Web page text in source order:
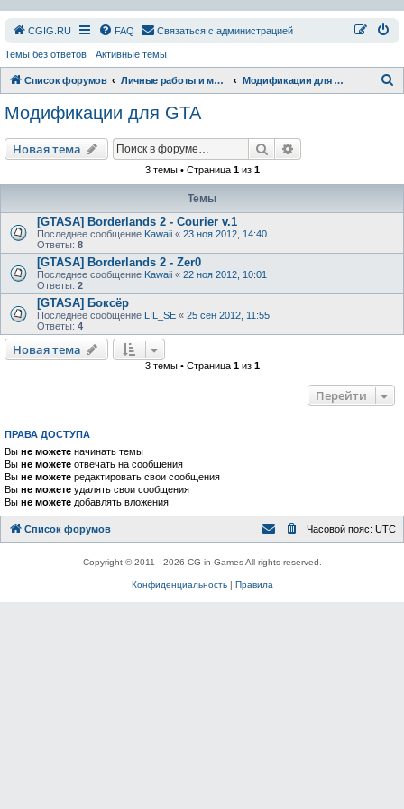
СGIG.RU FAQ Связаться с администрацией
Темы без ответов Активные темы
Список форумов Личные работы и модификации Модификации для GTA
Модификации для GTA
Новая тема Поиск
3 темы • Страница 1из 1
Темы
[GTASA] Borderlands 2 - Courier v.1
Последнее сообщение Kawaii « 23 ноя 2012, 14:40
Ответы: 8
[GTASA] Borderlands 2 - Zer0
Последнее сообщение Kawaii « 22 ноя 2012, 10:01
Ответы: 2
[GTASA] Боксёр
Последнее сообщение LIL_SE « 25 сен 2012, 11:55
Ответы: 4
Новая тема
3 темы • Страница 1из 1
Перейти
ПРАВА ДОСТУПА
Вы не можете начинать темы
Вы не можете отвечать на сообщения
Вы не можете редактировать свои сообщения
Вы не можете удалять свои сообщения
Вы не можете добавлять вложения
Список форумов Часовой пояс: UTC
Copyright © 2011 - 2026 CG in Games All rights reserved.
Конфиденциальность| Правила